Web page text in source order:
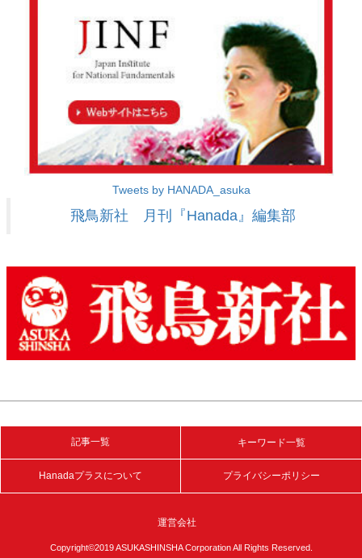
Tweets by HANADA_asuka
飛鳥新社 月刊『Hanada』編集部
記事一覧 キーワード一覧
Hanadaプラスについて プライバシーポリシー
運営会社
Copyright©2019 ASUKASHINSHA Corporation All Rights Reserved.